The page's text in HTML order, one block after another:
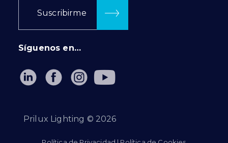
Suscribirme
Síguenos en…
Prilux Lighting © 2026